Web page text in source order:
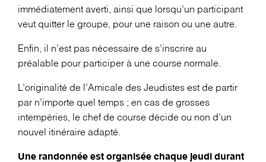
immédiatement averti, ainsi que lorsqu’un participant
veut quitter le groupe, pour une raison ou une autre.
Enfin, il n’est pas nécessaire de s’inscrire au
préalable pour participer à une course normale.
L’originalité de l’Amicale des Jeudistes est de partir
par n’importe quel temps ; en cas de grosses
intempéries, le chef de course décide ou non d’un
nouvel itinéraire adapté.
Une randonnée est organisée chaque jeudi durant